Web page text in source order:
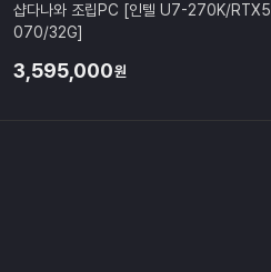
샵다나와 조립PC [인텔 U7-270K/RTX5
070/32G]
3,595,000원